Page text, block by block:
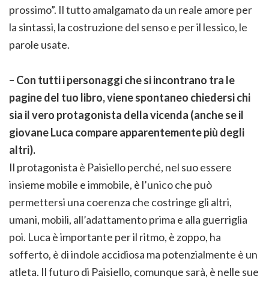
prossimo”. Il tutto amalgamato da un reale amore per
la sintassi, la costruzione del senso e per il lessico, le
parole usate.
– Con tutti i personaggi che si incontrano tra le
pagine del tuo libro, viene spontaneo chiedersi chi
sia il vero protagonista della vicenda (anche se il
giovane Luca compare apparentemente più degli
altri).
Il protagonista è Paisiello perché, nel suo essere
insieme mobile e immobile, è l’unico che può
permettersi una coerenza che costringe gli altri,
umani, mobili, all’adattamento prima e alla guerriglia
poi. Luca è importante per il ritmo, è zoppo, ha
sofferto, è di indole accidiosa ma potenzialmente è un
atleta. Il futuro di Paisiello, comunque sarà, è nelle sue